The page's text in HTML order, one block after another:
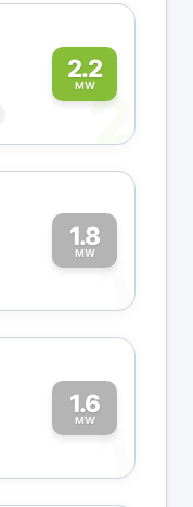
2.2
MW
2
1.8
MW1
1.6
MW1